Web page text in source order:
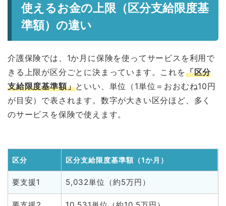
使えるお金の上限（区分支給限度基
準額）の違い
介護保険では、1か月に保険を使ってサービスを利用で
きる上限が区分ごとに決まっています。これを「区分
支給限度基準額」といい、単位（1単位＝おおむね10円
が目安）で表されます。数字が大きい区分ほど、多く
のサービスを保険で使えます。
区分 区分支給限度基準額（1か月）
要支援1 5,032単位（約5万円）